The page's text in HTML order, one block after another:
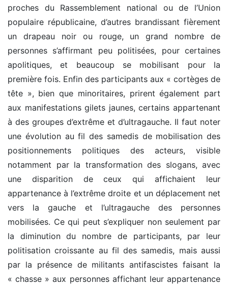
proches du Rassemblement national ou de l’Union
populaire républicaine, d’autres brandissant fièrement
un drapeau noir ou rouge, un grand nombre de
personnes s’affirmant peu politisées, pour certaines
apolitiques, et beaucoup se mobilisant pour la
première fois. Enfin des participants aux « cortèges de
tête », bien que minoritaires, prirent également part
aux manifestations gilets jaunes, certains appartenant
à des groupes d’extrême et d’ultragauche. Il faut noter
une évolution au fil des samedis de mobilisation des
positionnements politiques des acteurs, visible
notamment par la transformation des slogans, avec
une disparition de ceux qui affichaient leur
appartenance à l’extrême droite et un déplacement net
vers la gauche et l’ultragauche des personnes
mobilisées. Ce qui peut s’expliquer non seulement par
la diminution du nombre de participants, par leur
politisation croissante au fil des samedis, mais aussi
par la présence de militants antifascistes faisant la
« chasse » aux personnes affichant leur appartenance